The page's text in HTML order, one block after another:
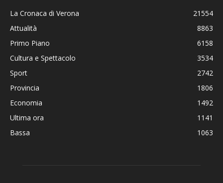
La Cronaca di Verona
21554
Attualità
8863
Primo Piano
6158
Cultura e Spettacolo
3534
Sport
2742
Provincia
1806
Economia
1492
Ultima ora
1141
Bassa
1063